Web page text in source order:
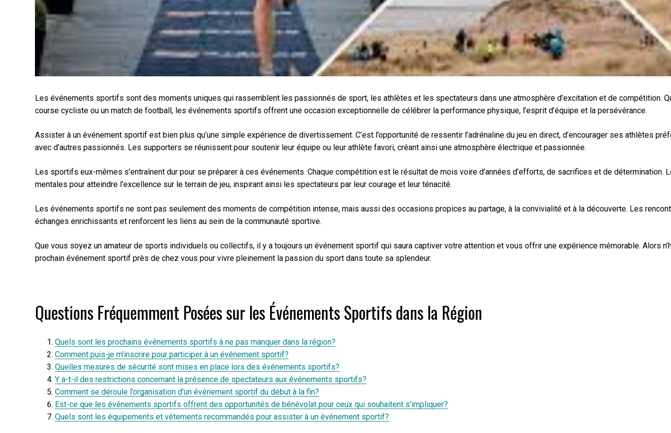
Les événements sportifs sont des moments uniques qui rassemblent les passionnés de sport, les athlètes et les spectateurs dans une atmosphère d’excitation et de compétition.
course cycliste ou un match de football, les événements sportifs offrent une occasion exceptionnelle de célébrer la performance physique, l’esprit d’équipe et la persévérance.
Assister à un événement sportif est bien plus qu’une simple expérience de divertissement. C’est l’opportunité de ressentir l’adrénaline du jeu en direct, d’encourager ses athlètes
avec d’autres passionnés. Les supporters se réunissent pour soutenir leur équipe ou leur athlète favori, créant ainsi une atmosphère électrique et passionnée.
Les sportifs eux-mêmes s’entraînent dur pour se préparer à ces événements. Chaque compétition est le résultat de mois voire d’années d’efforts, de sacrifices et de
mentales pour atteindre l’excellence sur le terrain de jeu, inspirant ainsi les spectateurs par leur courage et leur ténacité.
Les événements sportifs ne sont pas seulement des moments de compétition intense, mais aussi des occasions propices au partage, à la convivialité et à la découverte. Les
échanges enrichissants et renforcent les liens au sein de la communauté sportive.
Que vous soyez un amateur de sports individuels ou collectifs, il y a toujours un événement sportif qui saura captiver votre attention et vous offrir une expérience mémorable. Alors
prochain événement sportif près de chez vous pour vivre pleinement la passion du sport dans toute sa splendeur.
Questions Fréquemment Posées sur les Événements Sportifs dans la Région
Quels sont les prochains événements sportifs à ne pas manquer dans la région?
Comment puis-je m’inscrire pour participer à un événement sportif?
Quelles mesures de sécurité sont mises en place lors des événements sportifs?
Y a-t-il des restrictions concernant la présence de spectateurs aux événements sportifs?
Comment se déroule l’organisation d’un événement sportif du début à la fin?
Est-ce que les événements sportifs offrent des opportunités de bénévolat pour ceux qui souhaitent s’impliquer?
Quels sont les équipements et vêtements recommandés pour assister à un événement sportif?